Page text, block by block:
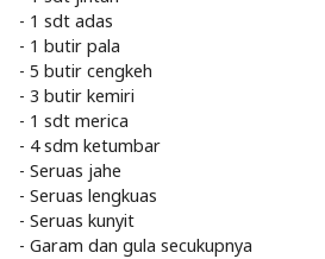
- 1 sdt adas
- 1 butir pala
- 5 butir cengkeh
- 3 butir kemiri
- 1 sdt merica
- 4 sdm ketumbar
- Seruas jahe
- Seruas lengkuas
- Seruas kunyit
- Garam dan gula secukupnya